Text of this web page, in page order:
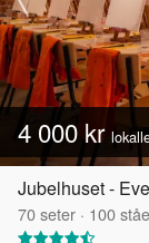
4 000 kr
Jubelhuset -
70seter · 100